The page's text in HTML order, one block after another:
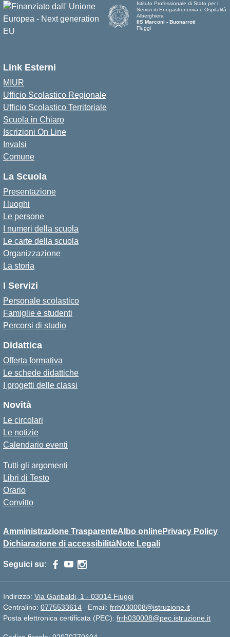
Istituto Professionale di Stato per i
Servizi di Enogastronomia e Ospitalità
Alberghiera
IIS Marconi - Buonarroti
Fiuggi
Link Esterni
MIUR
Ufficio Scolastico Regionale
Ufficio Scolastico Territoriale
Scuola in Chiaro
Iscrizioni On Line
Invalsi
Comune
La Scuola
Presentazione
I luoghi
Le persone
I numeri della scuola
Le carte della scuola
Organizzazione
La storia
I Servizi
Personale scolastico
Famiglie e studenti
Percorsi di studio
Didattica
Offerta formativa
Le schede didattiche
I progetti delle classi
Novità
Le circolari
Le notizie
Calendario eventi
Tutti gli argomenti
Libri di Testo
Orario
Convitto
Amministrazione TrasparenteAlbo onlinePrivacy Policy
Dichiarazione di accessibilitàNote Legali
Seguici su:
Indirizzo: Via Garibaldi, 1 - 03014 Fiuggi
Centralino: 0775533614 Email: frrh030008@istruzione.it
Posta elettronica certificata (PEC): frrh030008@pec.istruzione.it